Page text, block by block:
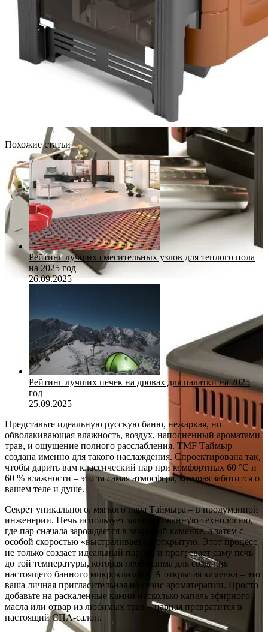
Похожие статьи
Рейтинг лучших смесительных узлов для теплого пола
на 2025 год
26.09.2025
Рейтинг лучших печек на дровах для палатки на 2025
год
25.09.2025
Представьте идеальную русскую баню, нежаркая, но
обволакивающая влажность, воздух, наполненный ароматами
трав, и ощущение полного расслабления. TMF Таймыр
создана именно для такого наслаждения. Спроектирована так,
чтобы дарить вам классический пар при комфортных 60 °C и
60 % влажности – это та самая атмосфера, которая заботится о
вашем теле и душе.
Секрет уникального, мягкого пара Таймыра – в продуманной
инженерии. Печь использует запатентованную технологию,
где пар сначала зарождается в закрытой каменке, а затем с
особой скоростью «выстреливает» в открытую. Этот процесс
не только создает идеальный пар, но и прогревает саму печь
до той температуры, которая необходима для создания
настоящего банного микроклимата. А открытая каменка – это
ваша личная пригласительная на сеанс ароматерапии. Просто
добавьте на раскаленные камни несколько капель эфирного
масла или отвар из любимых трав – парная превратится в
настоящий СПА-салон.